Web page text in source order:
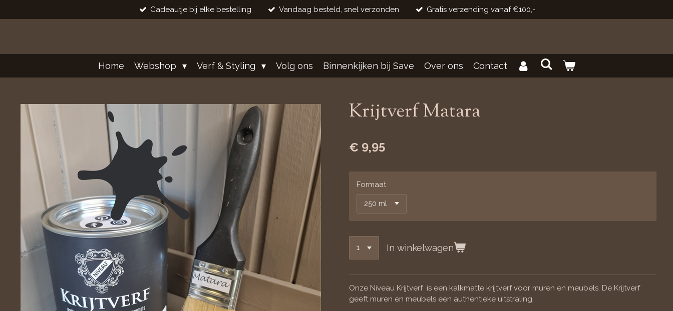
direct
hoofdinhoud
Cadeautje bij elke bestelling Vandaag besteld, snel verzonden Gratis verzending vanaf €100,-
Home Webshop Verf & Styling Volg ons Binnenkijken bij Save Over ons Contact
Krijtverf Matara
€ 9,95
Formaat
In winkelwagen
Onze Niveau Krijtverf is een kalkmatte krijtverf voor muren en meubels. De Krijtverf
geeft muren en meubels een authentieke uitstraling.